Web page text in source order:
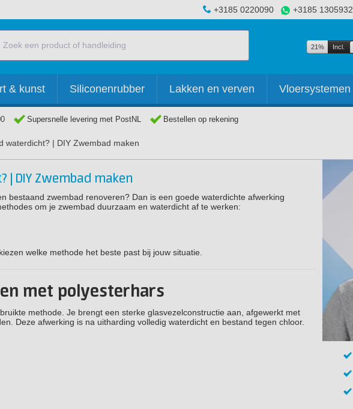
+3185 0220090 +3185 1305932
21% Incl.
& kunst Siliconenrubber Lakken en verven Vloersystemen
Supersnelle levering met PostNL Bestellen op rekening
waterdicht? | DIY Zwembad maken
| DIY Zwembad maken
bestaand zwembad renoveren? Dan is een goede waterdichte afwerking
om je zwembad duurzaam en waterdicht af te werken:
welke methode het beste past bij jouw situatie.
met polyesterhars
methode. Je brengt een sterke glasvezelconstructie aan, afgewerkt met
Deze afwerking is na uitharding volledig waterdicht en bestand tegen chloor.